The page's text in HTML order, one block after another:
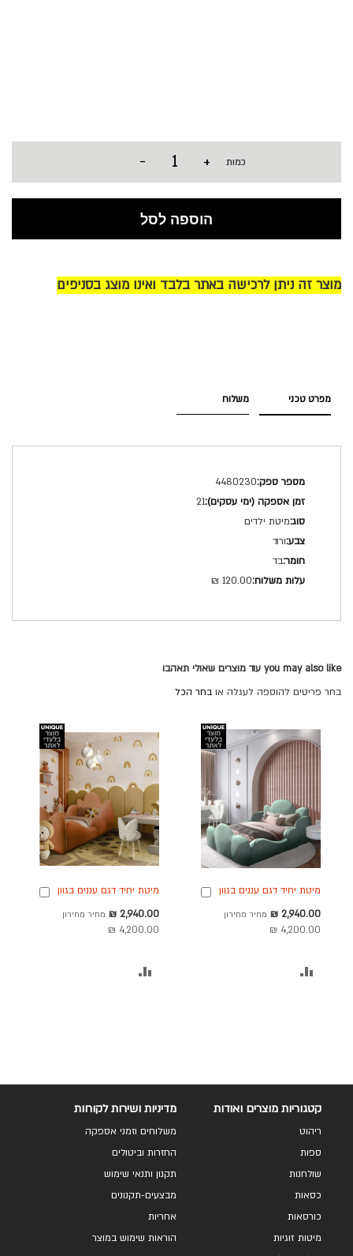
כמות +
-
הוספה לסל
מוצר זה ניתן לרכישה באתר בלבד ואינו מוצג בסניפים
מפרט טכני
מפרט
טכני
4480230
21
מיטת ילדים
ורוד
בד
120.00 ₪
משלוח
you may also like עוד מוצרים שאולי תאהבו
בחר פריטים להוספה לעגלה או בחר הכל
מיטת יחיד דגם עננים בגוון
מחיר
מבצע
2,940.00 ₪ מחיר מחירון
4,200.00 ₪
הוספה
מיטת יחיד דגם עננים בגוון
מחיר
מבצע
2,940.00 ₪ מחיר מחירון
4,200.00 ₪
הוספה
קטגוריות מוצרים ואודות
ריהוט
ספות
שולחנות
כסאות
כורסאות
מיטות זוגיות
מדיניות ושירות לקוחות
משלוחים וזמני אספקה
החזרות וביטולים
תקנון ותנאי שימוש
מבצעים-תקנונים
אחריות
הוראות שימוש במוצר